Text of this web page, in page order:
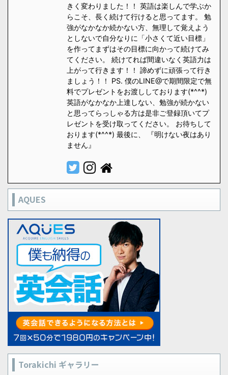
きく変わりました！！ 英語は楽しんで学ぶか
らこそ、長く続けて行けると思ってます。 勉
強がなかなか続かない方、無理して覚えよう
としないで自分なりに「小さくて近い目標」
を作ってまずはその目標に向かって続けてみ
てください。 続けてれば間違いなく英語力は
上がって行きます！！ 諦めずに頑張って行き
ましょう！！ PS. 僕のLINE@で期間限定で無
料でプレゼントをお渡ししております(*^^*)
英語がなかなか上達しない、勉強が続かない
と思ってらっしゃる方は是非ご登録頂いてプ
レゼントを受け取ってください。 お待ちして
おります(*^^*) 最後に、 『明けない夜はあり
ません』
AQUES
Torakichi ギャラリー